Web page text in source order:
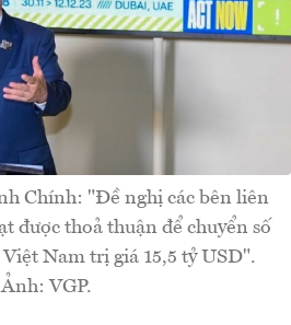
Chính: "Đề nghị các bên liên
được thoả thuận để chuyển số
Nam trị giá 15,5 tỷ USD".
Ảnh: VGP.